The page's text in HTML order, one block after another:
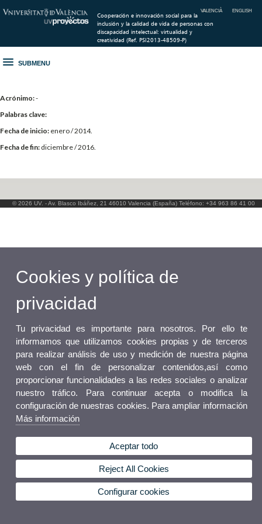
VALENCIÀ ENGLISH
Cooperación e innovación social para la
inclusión y la calidad de vida de personas con
discapacidad intelectual: virtualidad y
creatividad (Ref. PSI2013-48509-P)
SUBMENU
Acrónimo:-
Palabras clave:
Fecha de inicio: enero / 2014.
Fecha de fin: diciembre / 2016.
© 2026 UV. - Av. Blasco Ibáñez, 21 46010 Valencia (España) Teléfono: +34 963 86 41 00
Cookies y política de
privacidad
Tu privacidad es importante para nosotros. Por ello te
informamos que utilizamos cookies propias y de terceros
para realizar análisis de uso y medición de nuestra página
web con el fin de personalizar contenidos,así como
proporcionar funcionalidades a las redes sociales o analizar
nuestro tráfico. Para continuar acepta o modifica la
configuración de nuestras cookies. Para ampliar información
Más información
Aceptar todo
Reject All Cookies
Configurar cookies